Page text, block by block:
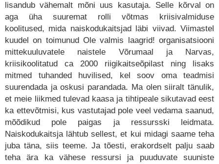
lisandub vähemalt mõni uus kasutaja. Selle kõrval on
aga üha suuremat rolli võtmas kriisivalmiduse
koolitused, mida naiskodukaitsjad läbi viivad. Viimastel
kuudel on toimunud Ole valmis laagrid! organisatsiooni
mittekuuluvatele naistele Võrumaal ja Narvas,
kriisikoolitatud ca 2000 riigikaitseõpilast ning lisaks
mitmed tuhanded huvilised, kel soov oma teadmisi
suurendada ja oskusi parandada. Ma olen siiralt tänulik,
et meie liikmed tulevad kaasa ja tihtipeale sikutavad eest
ka ettevõtmisi, kus vastutajad pole veel vedama saanud,
mõõdikud pole paigas ja ressursski leidmata.
Naiskodukaitsja lähtub sellest, et kui midagi saame teha
juba täna, siis teeme. Ja tõesti, erakordselt palju saab
teha ära ka vähese ressursi ja puuduvate suuniste